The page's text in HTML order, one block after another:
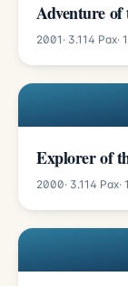
Adventure of
2001 · 3.114 Pax·
Explorer of
2000· 3.114 Pax·